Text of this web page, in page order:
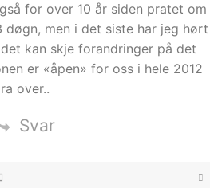
for over 10 år siden pratet om
døgn, men i det siste har jeg hørt
kan skje forandringer på det
er «åpen» for oss i hele 2012
over..
Svar